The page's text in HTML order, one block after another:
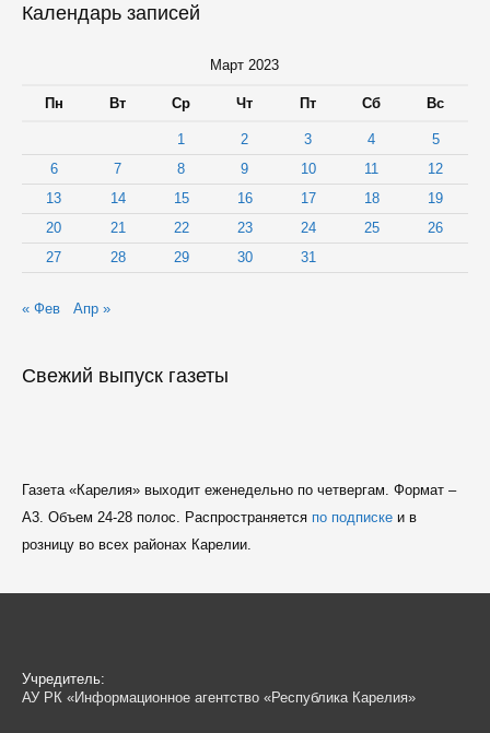
в
Календарь записей
Март 2023
Пн Вт Ср Чт Пт Сб Вс
1 2 3 4
5
6
7 8 9 10 11
12
13
14 15 16 17 18
19
20
21 22 23 24 25
26
27
28 29 30 31
« Фев Апр »
Свежий выпуск газеты
Газета «Карелия» выходит еженедельно по четвергам. Формат –
A3. Объем 24-28 полос. Распространяется по подпискеи в
розницу во всех районах Карелии.
Учредитель:
АУ РК «Информационное агентство «Республика Карелия»